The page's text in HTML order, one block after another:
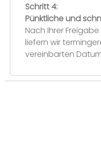
Schritt 4:
Pünktliche und
Nach Ihrer
liefern wir
vereinbarten